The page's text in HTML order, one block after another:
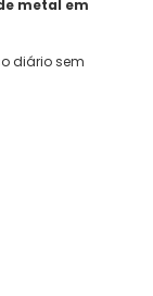
metal em
diário sem